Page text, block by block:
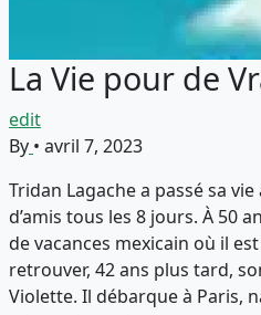
La Vie pour de
edit
By • avril 7, 2023
Tridan Lagache a passé sa
d’amis tous les 8 jours. À 50
de vacances mexicain où il
retrouver, 42 ans plus tard,
Violette. Il débarque à Paris,